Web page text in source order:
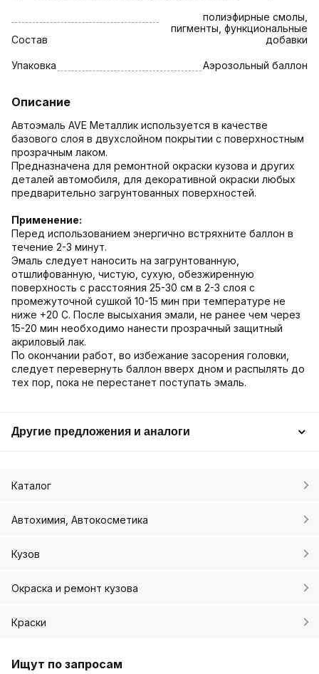
Состав
полиэфирные смолы,
пигменты, функциональные
добавки
Упаковка Аэрозольный баллон
Описание
Автоэмаль AVE Металлик используется в качестве
базового слоя в двухслойном покрытии с поверхностным
прозрачным лаком.
Предназначена для ремонтной окраски кузова и других
деталей автомобиля, для декоративной окраски любых
предварительно загрунтованных поверхностей.
Применение:
Перед использованием энергично встряхните баллон в
течение 2-3 минут.
Эмаль следует наносить на загрунтованную,
отшлифованную, чистую, сухую, обезжиренную
поверхность с расстояния 25-30 см в 2-3 слоя с
промежуточной сушкой 10-15 мин при температуре не
ниже +20 С. После высыхания эмали, не ранее чем через
15-20 мин необходимо нанести прозрачный защитный
акриловый лак.
По окончании работ, во избежание засорения головки,
следует перевернуть баллон вверх дном и распылять до
тех пор, пока не перестанет поступать эмаль.
Другие предложения и аналоги
Каталог
Автохимия, Автокосметика
Кузов
Окраска и ремонт кузова
Краски
Ищут по запросам